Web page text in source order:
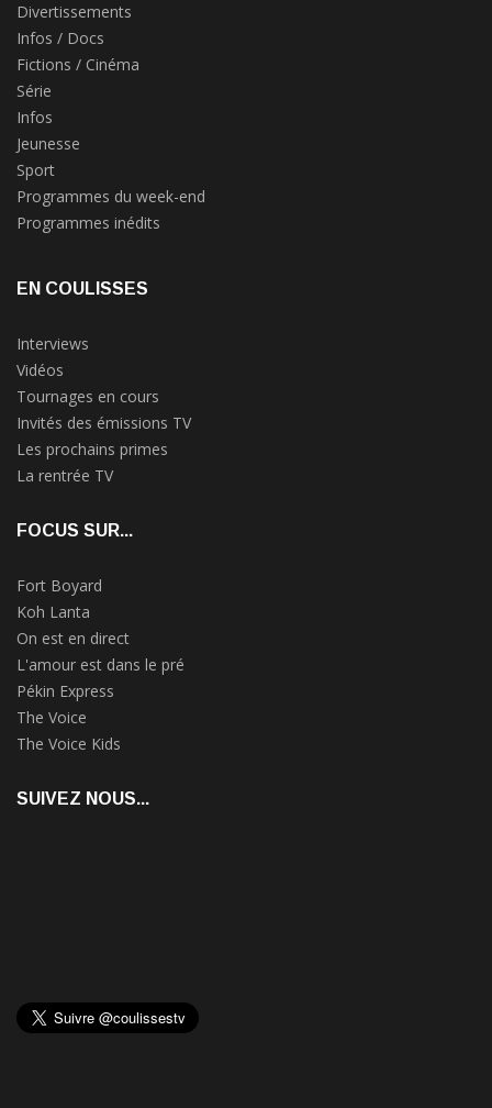
Divertissements
Infos / Docs
Fictions / Cinéma
Série
Infos
Jeunesse
Sport
Programmes du week-end
Programmes inédits
EN COULISSES
Interviews
Vidéos
Tournages en cours
Invités des émissions TV
Les prochains primes
La rentrée TV
FOCUS SUR...
Fort Boyard
Koh Lanta
On est en direct
L'amour est dans le pré
Pékin Express
The Voice
The Voice Kids
SUIVEZ NOUS...